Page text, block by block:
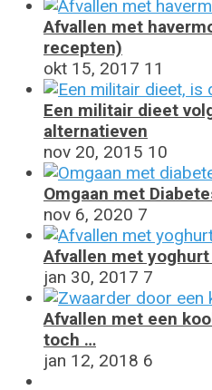
Afvallen met
recepten)
okt 15, 2017 11
Een militair dieet
alternatieven
nov 20, 2015 10
Omgaan met
nov 6, 2020 7
Afvallen met
jan 30, 2017 7
Afvallen met een
toch …
jan 12, 2018 6